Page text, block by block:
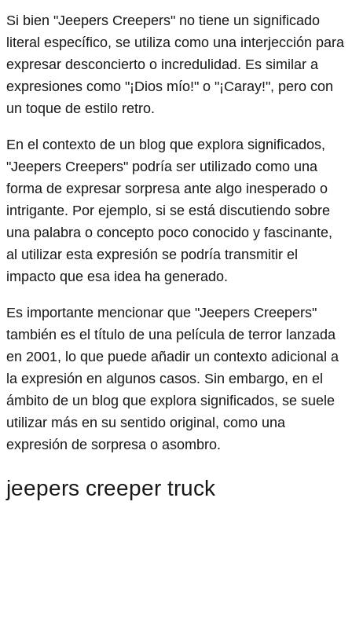
Si bien "Jeepers Creepers" no tiene un significado
literal específico, se utiliza como una interjección para
expresar desconcierto o incredulidad. Es similar a
expresiones como "¡Dios mío!" o "¡Caray!", pero con
un toque de estilo retro.
En el contexto de un blog que explora significados,
"Jeepers Creepers" podría ser utilizado como una
forma de expresar sorpresa ante algo inesperado o
intrigante. Por ejemplo, si se está discutiendo sobre
una palabra o concepto poco conocido y fascinante,
al utilizar esta expresión se podría transmitir el
impacto que esa idea ha generado.
Es importante mencionar que "Jeepers Creepers"
también es el título de una película de terror lanzada
en 2001, lo que puede añadir un contexto adicional a
la expresión en algunos casos. Sin embargo, en el
ámbito de un blog que explora significados, se suele
utilizar más en su sentido original, como una
expresión de sorpresa o asombro.
jeepers creeper truck